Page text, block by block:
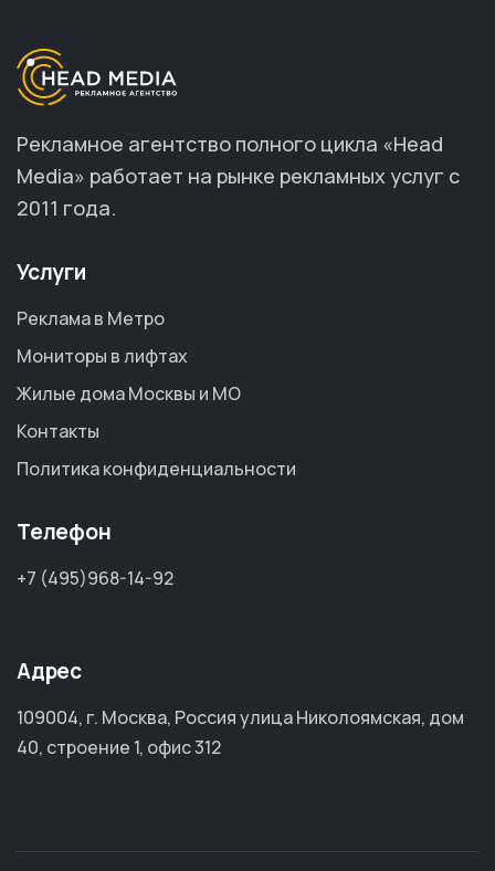
Рекламное агентство полного цикла «Head
Media» работает на рынке рекламных услуг с
2011 года.
Услуги
Реклама в Метро
Мониторы в лифтах
Жилые дома Москвы и МО
Контакты
Политика конфиденциальности
Телефон
+7 (495)968-14-92
Адрес
109004, г. Москва, Россия улица Николоямская, дом
40, строение 1, офис 312